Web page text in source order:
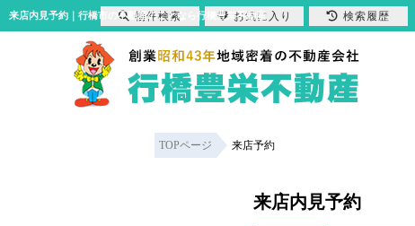
来店内見予約｜行橋市の不動産のことなら行橋豊栄不動産
TOPページ 来店予約
来店内見予約
物件検索 お気に入り 検索履歴